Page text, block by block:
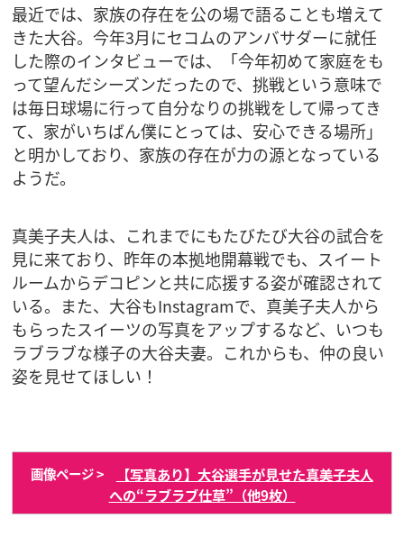
最近では、家族の存在を公の場で語ることも増えて
きた大谷。今年3月にセコムのアンバサダーに就任
した際のインタビューでは、「今年初めて家庭をも
って望んだシーズンだったので、挑戦という意味で
は毎日球場に行って自分なりの挑戦をして帰ってき
て、家がいちばん僕にとっては、安心できる場所」
と明かしており、家族の存在が力の源となっている
ようだ。
真美子夫人は、これまでにもたびたび大谷の試合を
見に来ており、昨年の本拠地開幕戦でも、スイート
ルームからデコピンと共に応援する姿が確認されて
いる。また、大谷もInstagramで、真美子夫人から
もらったスイーツの写真をアップするなど、いつも
ラブラブな様子の大谷夫妻。これからも、仲の良い
姿を見せてほしい！
画像ページ >
【写真あり】大谷選手が見せた真美子夫人
への“ラブラブ仕草”（他9枚）